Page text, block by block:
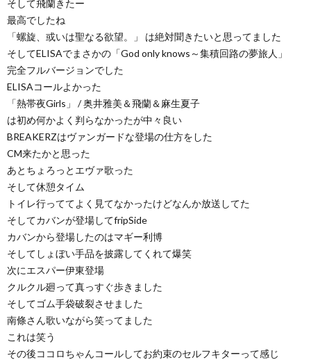
そして飛蘭きたー
最高でしたね
「螺旋、或いは聖なる欲望。」 は絶対聞きたいと思ってました
そしてELISAでまさかの「God only knows～集積回路の夢旅人」
完全フルバージョンでした
ELISAコールよかった
「熱帯夜Girls」 / 奥井雅美＆飛蘭＆麻生夏子
は初め何かよく判らなかったが中々良い
BREAKERZはヴァンガードな登場の仕方をした
CM来たかと思った
あとちょろっとエヴァ歌った
そして休憩タイム
トイレ行っててよく見てなかったけどなんか放送してた
そしてカバンが登場してfripSide
カバンから登場したのはマギー利博
そしてしょぼい手品を披露してくれて爆笑
次にエスパー伊東登場
クルクル廻って真っすぐ歩きました
そしてゴム手袋破裂させました
南條さん歌いながら笑ってました
これは笑う
その後ココロちゃんコールしてお約束のセルフキターって感じ